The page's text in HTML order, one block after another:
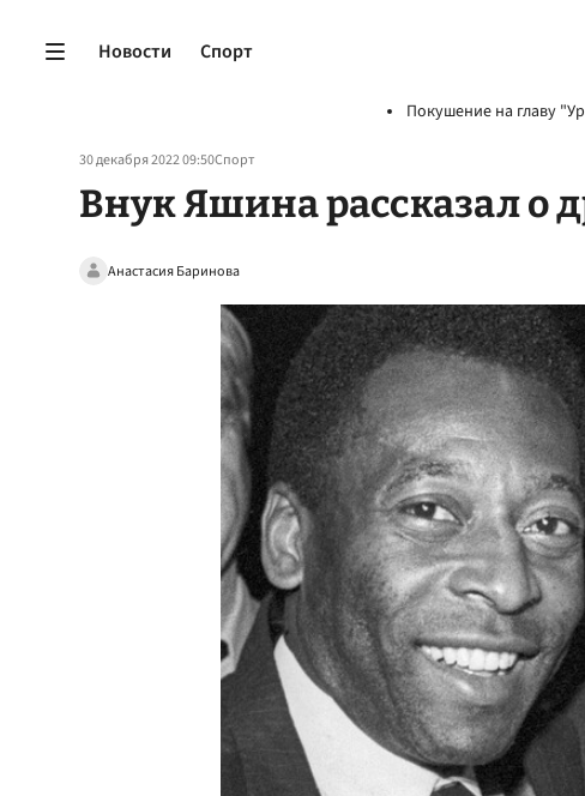
Новости Спорт
Покушение на главу
30 декабря 2022 09:50Спорт
Внук Яшина рассказал о
Анастасия Баринова